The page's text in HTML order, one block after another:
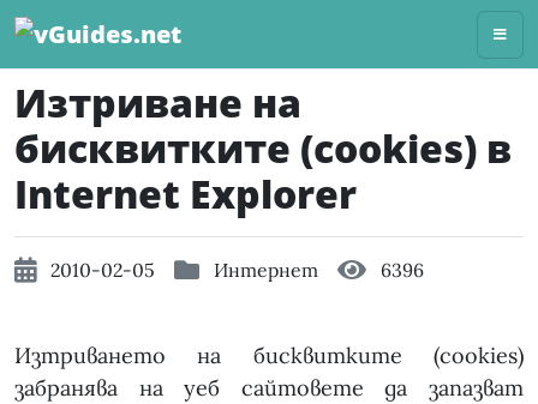
Skip
Изтриване на
бисквитките (cookies) в
Internet Explorer
2010-02-05 Интернет 6396
Изтриването на бисквитките (cookies)
забранява на уеб сайтовете да запазват